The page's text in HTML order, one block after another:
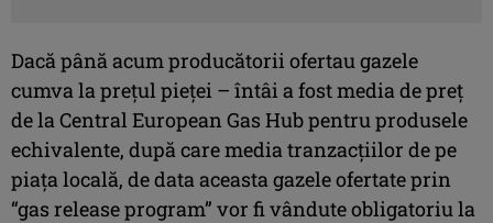
Dacă până acum producătorii ofertau gazele
cumva la prețul pieței – întâi a fost media de preț
de la Central European Gas Hub pentru produsele
echivalente, după care media tranzacțiilor de pe
piața locală, de data aceasta gazele ofertate prin
“gas release program” vor fi vândute obligatoriu la